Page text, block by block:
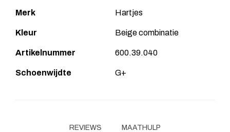
Merk Hartjes
Kleur Beige combinatie
Artikelnummer 600.39.040
Schoenwijdte G+
REVIEWS MAATHULP